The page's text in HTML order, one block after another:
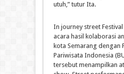
utuh,” tutur Ita.
In journey street
acara hasil kolaborasi
kota Semarang dengan
Pariwisata Indonesia
tersebut menampilkan